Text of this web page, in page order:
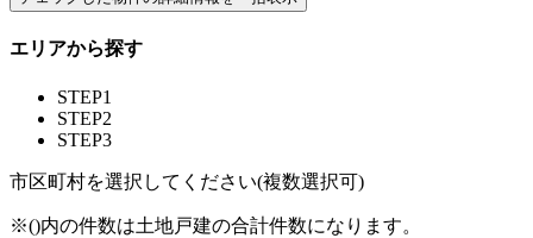
エリアから探す
STEP1
STEP2
STEP3
市区町村を選択してください(複数選択可)
※()内の件数は土地戸建の合計件数になります。